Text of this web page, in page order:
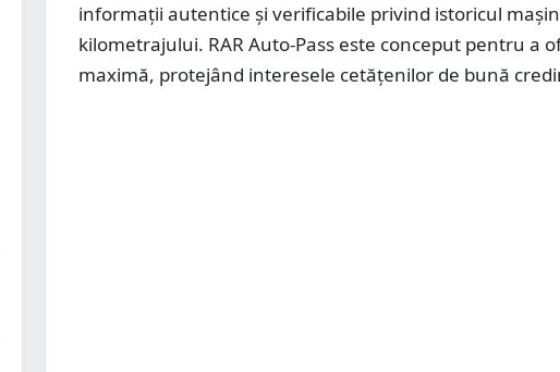
informații autentice și verificabile privind istoricul
kilometrajului. RAR Auto-Pass este conceput pentru a
maximă, protejând interesele cetățenilor de bună